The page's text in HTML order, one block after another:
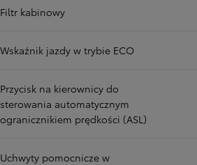
Filtr kabinowy
Wskaźnik jazdy w trybie ECO
Przycisk na kierownicy do
sterowania automatycznym
ogranicznikiem prędkości (ASL)
Uchwyty pomocnicze w